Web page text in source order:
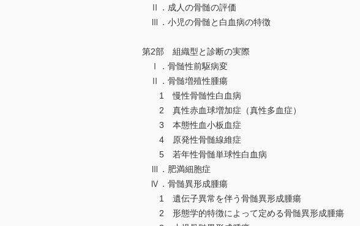
Ⅱ．成人の骨髄の評価
Ⅲ．小児の骨髄と白血病の特徴
第2部 組織型と診断の実際
Ⅰ．骨髄性前駆病変
Ⅱ．骨髄増殖性腫瘍
1 慢性骨髄性白血病
2 真性赤血球増加症（真性多血症）
3 本態性血小板血症
4 原発性骨髄線維症
5 若年性骨髄単球性白血病
Ⅲ．肥満細胞症
Ⅳ．骨髄異形成腫瘍
1 遺伝子異常を伴う骨髄異形成腫瘍
2 形態学的特徴によって定める骨髄異形成腫瘍